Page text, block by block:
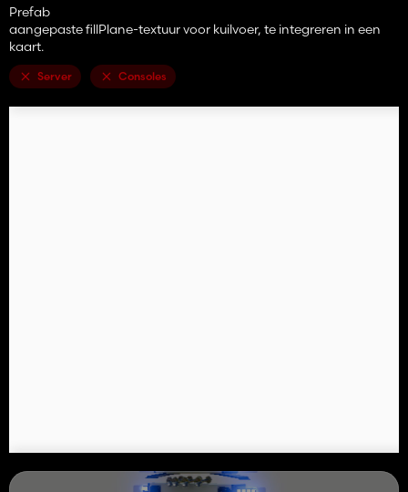
Prefab
aangepaste fillPlane-textuur voor kuilvoer, te integreren in een
kaart.
Server Consoles